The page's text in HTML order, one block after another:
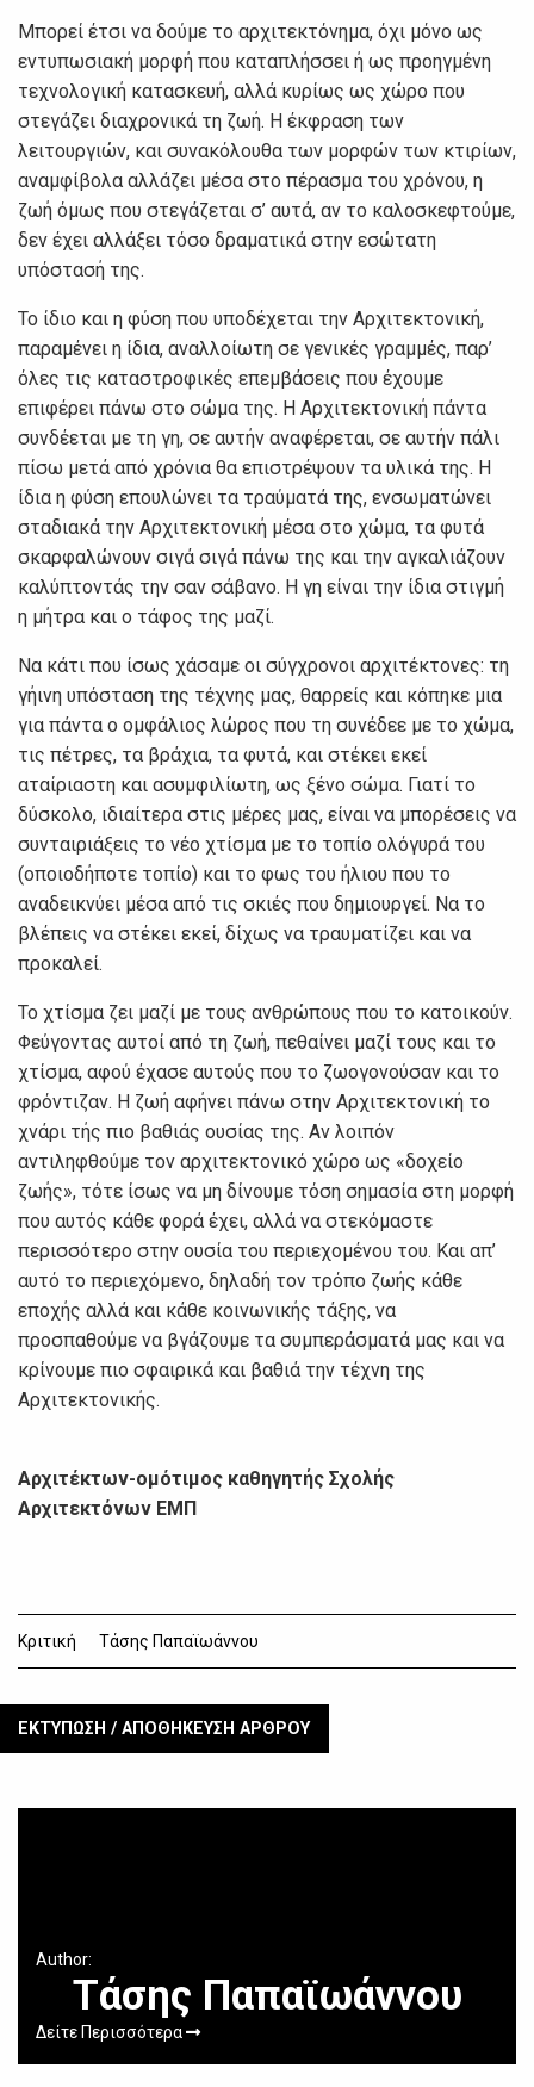
Μπορεί έτσι να δούμε το αρχιτεκτόνημα, όχι μόνο ως
εντυπωσιακή μορφή που καταπλήσσει ή ως προηγμένη
τεχνολογική κατασκευή, αλλά κυρίως ως χώρο που
στεγάζει διαχρονικά τη ζωή. Η έκφραση των
λειτουργιών, και συνακόλουθα των μορφών των κτιρίων,
αναμφίβολα αλλάζει μέσα στο πέρασμα του χρόνου, η
ζωή όμως που στεγάζεται σ’ αυτά, αν το καλοσκεφτούμε,
δεν έχει αλλάξει τόσο δραματικά στην εσώτατη
υπόστασή της.
Το ίδιο και η φύση που υποδέχεται την Αρχιτεκτονική,
παραμένει η ίδια, αναλλοίωτη σε γενικές γραμμές, παρ’
όλες τις καταστροφικές επεμβάσεις που έχουμε
επιφέρει πάνω στο σώμα της. Η Αρχιτεκτονική πάντα
συνδέεται με τη γη, σε αυτήν αναφέρεται, σε αυτήν πάλι
πίσω μετά από χρόνια θα επιστρέψουν τα υλικά της. Η
ίδια η φύση επουλώνει τα τραύματά της, ενσωματώνει
σταδιακά την Αρχιτεκτονική μέσα στο χώμα, τα φυτά
σκαρφαλώνουν σιγά σιγά πάνω της και την αγκαλιάζουν
καλύπτοντάς την σαν σάβανο. Η γη είναι την ίδια στιγμή
η μήτρα και ο τάφος της μαζί.
Να κάτι που ίσως χάσαμε οι σύγχρονοι αρχιτέκτονες: τη
γήινη υπόσταση της τέχνης μας, θαρρείς και κόπηκε μια
για πάντα ο ομφάλιος λώρος που τη συνέδεε με το χώμα,
τις πέτρες, τα βράχια, τα φυτά, και στέκει εκεί
αταίριαστη και ασυμφιλίωτη, ως ξένο σώμα. Γιατί το
δύσκολο, ιδιαίτερα στις μέρες μας, είναι να μπορέσεις να
συνταιριάξεις το νέο χτίσμα με το τοπίο ολόγυρά του
(οποιοδήποτε τοπίο) και το φως του ήλιου που το
αναδεικνύει μέσα από τις σκιές που δημιουργεί. Να το
βλέπεις να στέκει εκεί, δίχως να τραυματίζει και να
προκαλεί.
Το χτίσμα ζει μαζί με τους ανθρώπους που το κατοικούν.
Φεύγοντας αυτοί από τη ζωή, πεθαίνει μαζί τους και το
χτίσμα, αφού έχασε αυτούς που το ζωογονούσαν και το
φρόντιζαν. Η ζωή αφήνει πάνω στην Αρχιτεκτονική το
χνάρι τής πιο βαθιάς ουσίας της. Αν λοιπόν
αντιληφθούμε τον αρχιτεκτονικό χώρο ως «δοχείο
ζωής», τότε ίσως να μη δίνουμε τόση σημασία στη μορφή
που αυτός κάθε φορά έχει, αλλά να στεκόμαστε
περισσότερο στην ουσία του περιεχομένου του. Και απ’
αυτό το περιεχόμενο, δηλαδή τον τρόπο ζωής κάθε
εποχής αλλά και κάθε κοινωνικής τάξης, να
προσπαθούμε να βγάζουμε τα συμπεράσματά μας και να
κρίνουμε πιο σφαιρικά και βαθιά την τέχνη της
Αρχιτεκτονικής.
Αρχιτέκτων-ομότιμος καθηγητής Σχολής
Αρχιτεκτόνων ΕΜΠ
Κριτική Τάσης Παπαϊωάννου
ΕΚΤΥΠΩΣΗ / ΑΠΟΘΗΚΕΥΣΗ ΑΡΘΡΟΥ
Author:
Τάσης Παπαϊωάννου
Δείτε Περισσότερα